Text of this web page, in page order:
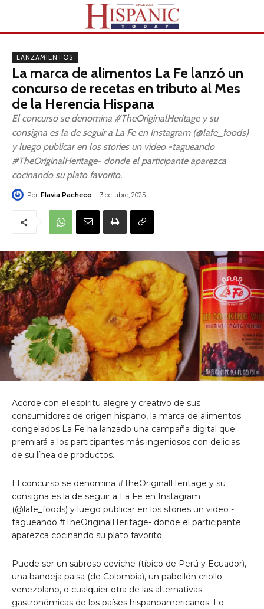
LANZAMIENTOS
La marca de alimentos La Fe lanzó un
concurso de recetas en tributo al Mes
de la Herencia Hispana
El concurso se denomina #TheOriginalHeritage y su
consigna es la de seguir a La Fe en Instagram (@lafe_foods)
y luego publicar en los stories un video -tagueando
#TheOriginalHeritage- donde el participante aparezca
cocinando su plato favorito.
Por Flavia Pacheco 3 octubre, 2025
Acorde con el espíritu alegre y creativo de sus
consumidores de origen hispano, la marca de alimentos
congelados La Fe ha lanzado una campaña digital que
premiará a los participantes más ingeniosos con delicias
de su línea de productos.
El concurso se denomina #TheOriginalHeritage y su
consigna es la de seguir a La Fe en Instagram
(@lafe_foods) y luego publicar en los stories un video -
tagueando #TheOriginalHeritage- donde el participante
aparezca cocinando su plato favorito.
Puede ser un sabroso ceviche (típico de Perú y Ecuador),
una bandeja paisa (de Colombia), un pabellón criollo
venezolano, o cualquier otra de las alternativas
gastronómicas de los países hispanoamericanos. Lo